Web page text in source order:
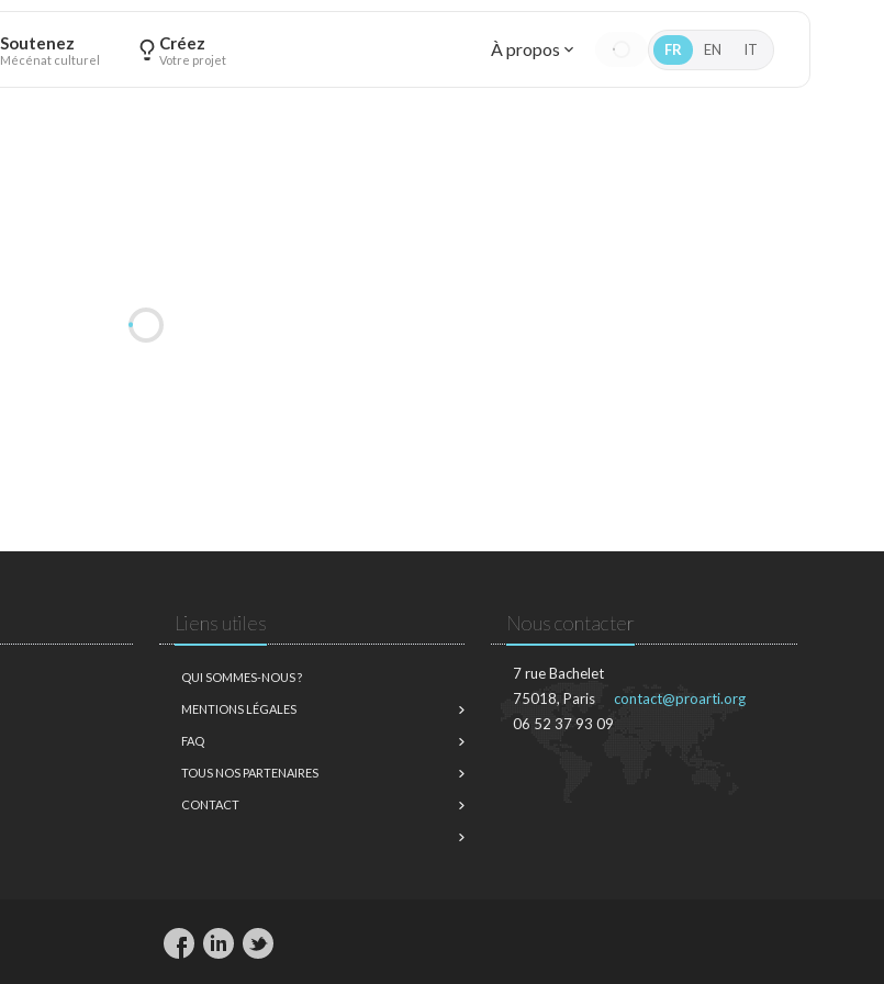
Soutenez
Mécénat culturel
Créez
Votre projet À propos FR EN IT
Liens utiles
QUI SOMMES-NOUS ?
MENTIONS LÉGALES
FAQ
TOUS NOS PARTENAIRES
CONTACT
Nous contacter
7 rue Bachelet
75018, Paris
06 52 37 93 09
contact@proarti.org